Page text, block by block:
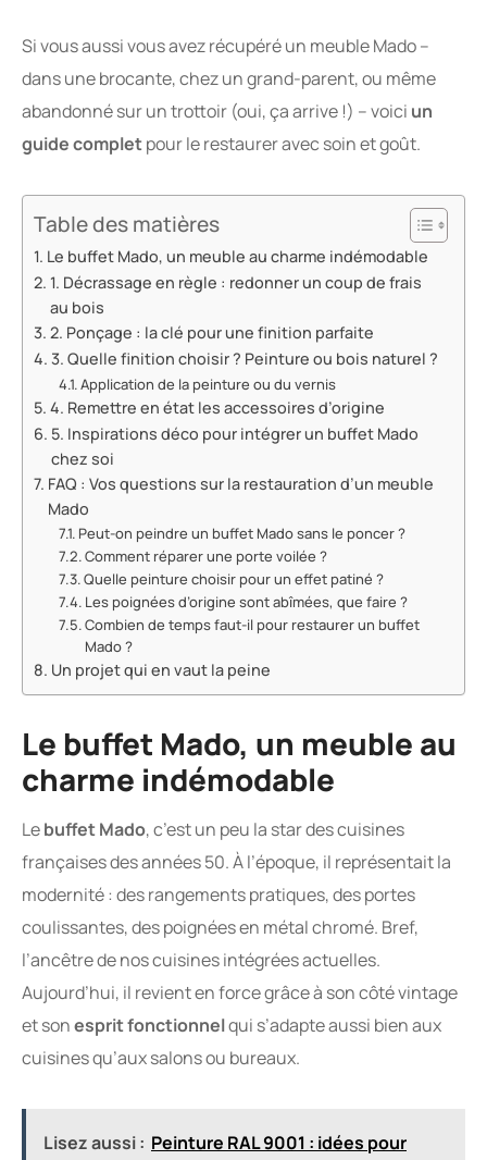
Si vous aussi vous avez récupéré un meuble Mado –
dans une brocante, chez un grand-parent, ou même
abandonné sur un trottoir (oui, ça arrive !) – voici un
guide completpour le restaurer avec soin et goût.
Table des matières
Le buffet Mado, un meuble au charme indémodable
1. Décrassage en règle : redonner un coup de frais
au bois
2. Ponçage : la clé pour une finition parfaite
3. Quelle finition choisir ? Peinture ou bois naturel ?
Application de la peinture ou du vernis
4. Remettre en état les accessoires d’origine
5. Inspirations déco pour intégrer un buffet Mado
chez soi
FAQ : Vos questions sur la restauration d’un meuble
Mado
Peut-on peindre un buffet Mado sans le poncer ?
Comment réparer une porte voilée ?
Quelle peinture choisir pour un effet patiné ?
Les poignées d’origine sont abîmées, que faire ?
Combien de temps faut-il pour restaurer un buffet
Mado ?
Un projet qui en vaut la peine
Le buffet Mado, un meuble au
charme indémodable
Lebuffet Mado, c’est un peu la star des cuisines
françaises des années 50. À l’époque, il représentait la
modernité : des rangements pratiques, des portes
coulissantes, des poignées en métal chromé. Bref,
l’ancêtre de nos cuisines intégrées actuelles.
Aujourd’hui, il revient en force grâce à son côté vintage
et sonesprit fonctionnelqui s’adapte aussi bien aux
cuisines qu’aux salons ou bureaux.
Lisez aussi : Peinture RAL 9001 : idées pour